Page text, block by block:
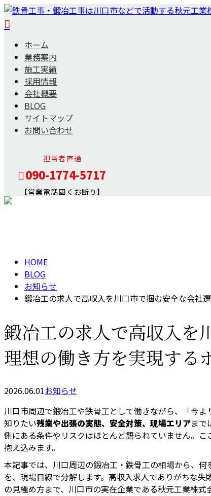
ホーム
業務案内
施工実績
採用情報
会社概要
BLOG
サイトマップ
お問い合わせ
担当者直通
090-1774-5717
【営業電話固くお断り】
HOME
BLOG
お知らせ
鍛冶工の求人で高収入を川口市で掴む安全な会社
鍛冶工の求人で高収入を
理想の働き方を実現する
2026.06.01お知らせ
川口市周辺で鍛冶工や鉄骨工として働きながら、「今
知りたい残業や出張の実態、安全対策、現場エリアまで
側にある条件やリスクはほとんど語られていません。
抱え込みます。
本記事では、川口周辺の鍛冶工・鉄骨工の相場から、
を、現場目線で分解します。高収入求人でありがちな
の見極め方まで、川口市の実在企業である秋元工業株